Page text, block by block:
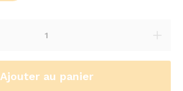
Ajouter au panier